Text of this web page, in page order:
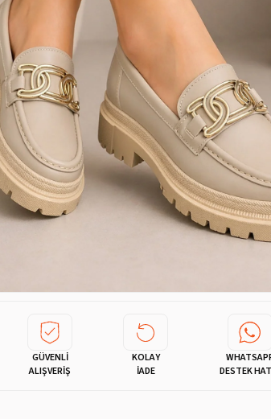
GÜVENLİ
ALIŞVERİŞ
KOLAY
İADE
DESTEK